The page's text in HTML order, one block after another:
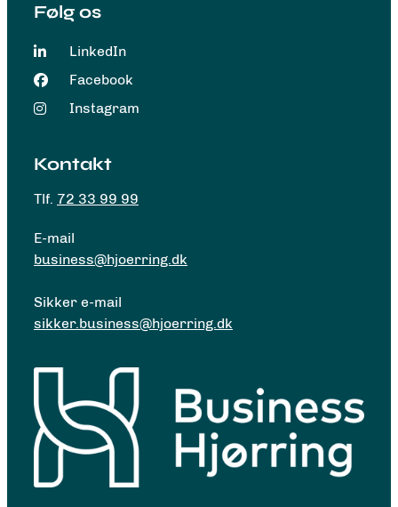
Følg os
LinkedIn
Facebook
Instagram
Kontakt
Tlf. 72 33 99 99
E-mail
business@hjoerring.dk
Sikker e-mail
sikker.business@hjoerring.dk